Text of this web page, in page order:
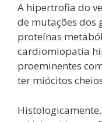
A hipertrofia do
de mutações dos
proteínas
cardiomiopatia
proeminentes
ter miócitos